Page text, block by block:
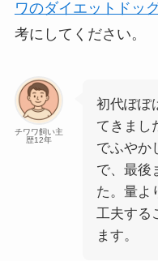
ワのダイエットドッ
考にしてください。
チワワ飼い主
歴12年
初代ぽぽ
てきまし
でふやか
で、最後
た。量よ
工夫する
ます。